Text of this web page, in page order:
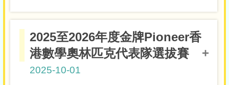
高小組
季軍
4B吳林欣
2025至2026年度金牌Pioneer香
港數學奧林匹克代表隊選拔賽
2025-10-01